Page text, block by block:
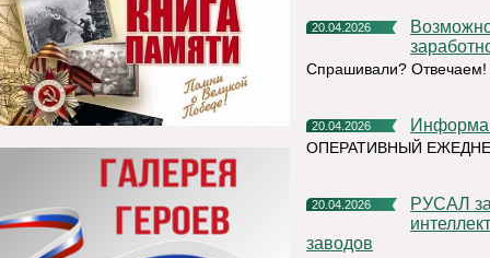
20.04.2026
Возможно ли отозвать работника из отпуска без сохранения
Спрашивали? Отвечаем!
20.04.2026
ОПЕРАТИВНЫЙ
20.04.2026
РУСАЛ завершает внедрение технологии искусственного
заводов